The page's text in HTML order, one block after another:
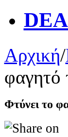
Αρχική/
φαγητό
Φτύνει το